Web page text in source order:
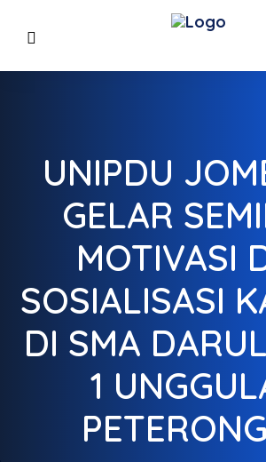
UNIPDU
GELAR
MOTIVASI
SOSIALISASI
DI SMA
1